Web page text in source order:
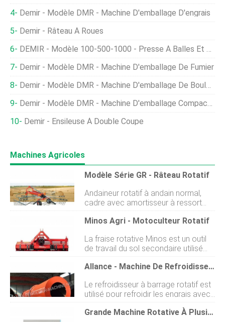
Demir - Modèle DMR - Machine D'emballage D'engrais
Demir - Râteau À Roues
DEMIR - Modèle 100-500-1000 - Presse À Balles Et Enrubanneuse Agricoles Rondes
Demir - Modèle DMR - Machine D'emballage De Fumier
Demir - Modèle DMR - Machine D'emballage De Boulons Et Écrous
Demir - Modèle DMR - Machine D'emballage Compacte
Demir - Ensileuse À Double Coupe
Machines Agricoles
Modèle Série GR - Râteau Rotatif
Andaineur rotatif à andain normal,
cadre avec amortisseur à ressort
pour le 3ème point. Râteau avec
unités rotatives o, particulièrement
châssis amortisseur le rend adapté à
tout type de terrain et il peut être
attelé à de petits tracteurs. Dans la
construction de cette machine, qui a
été produit par différentes
entreprises depuis de nombreuses
années a examiné lensemble du
projet en améliorant la qualité de ses
matériaux, la peinture en poudre et la
Minos Agri - Motoculteur Rotatif
La fraise rotative Minos est un outil
de travail du sol secondaire utilisé
dans la préparation des lits de
semence, le déchaumage dans les
jardins. Cest également une machine
polyvalente et respectueuse de
lenvironnement qui aide à augmenter
la teneur en humus du sol en
Allance - Machine De Refroidissement À Tambour Rotatif
Le refroidisseur à barrage rotatif est
utilisé pour refroidir les engrais avec
une certaine température et taille de
particules dans lindustrie des engrais.
Grande Machine Rotative À Plusieurs Rangées